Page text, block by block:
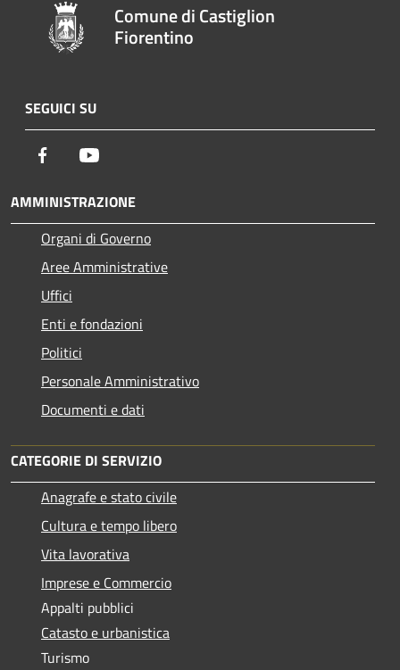
Comune di Castiglion
Fiorentino
SEGUICI SU
Facebook
AMMINISTRAZIONE
Organi di Governo
Aree Amministrative
Uffici
Enti e fondazioni
Politici
Personale Amministrativo
Documenti e dati
CATEGORIE DI SERVIZIO
Anagrafe e stato civile
Cultura e tempo libero
Vita lavorativa
Imprese e Commercio
Appalti pubblici
Catasto e urbanistica
Turismo